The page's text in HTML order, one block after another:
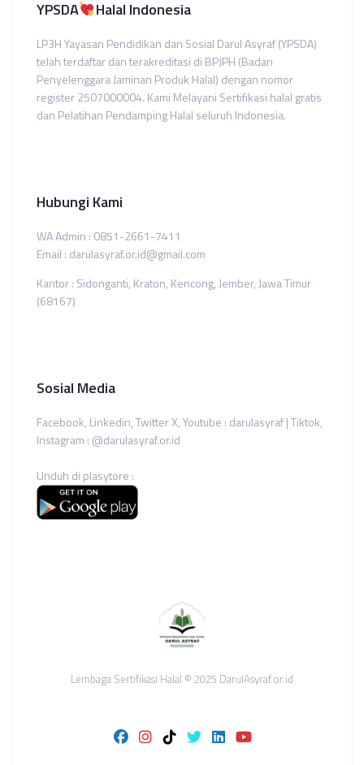
YPSDA Halal Indonesia
LP3H Yayasan Pendidikan dan Sosial Darul Asyraf (YPSDA)
telah terdaftar dan terakreditasi di BPJPH (Badan
Penyelenggara Jaminan Produk Halal) dengan nomor
register 2507000004. Kami Melayani Sertifikasi halal gratis
dan Pelatihan Pendamping Halal seluruh Indonesia.
Hubungi Kami
WA Admin : 0851-2661-7411
Email : darulasyraf.or.id@gmail.com
Kantor : Sidonganti, Kraton, Kencong, Jember, Jawa Timur
(68167)
Sosial Media
Facebook, Linkedin, Twitter X, Youtube : darulasyraf | Tiktok,
Instagram : @darulasyraf.or.id
Unduh di plasytore :
Lembaga Sertifikasi Halal © 2025 DarulAsyraf.or.id